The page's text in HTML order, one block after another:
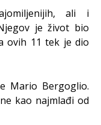
ali i
je život bio
ovih 11 tek je dio
Mario Bergoglio.
kao najmlađi od